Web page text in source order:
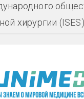
хирургии (ISES).